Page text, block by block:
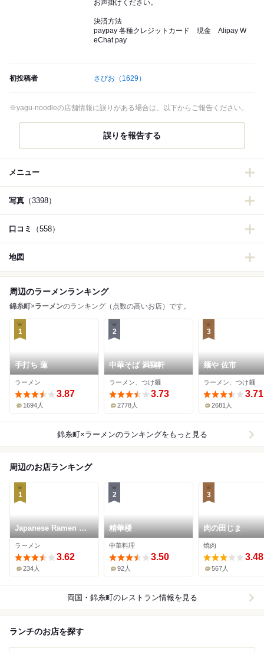
お声掛けください。
決済方法
paypay 各種クレジットカード 現金 Alipay W
eChat pay
初投稿者 さぴお （1629）
※yagu-noodleの店舗情報に誤りがある場合は、以下からご報告ください。
誤りを報告する
メニュー
写真 （3398）
口コミ （558）
地図
周辺のラーメンランキング
錦糸町×ラーメンのランキング（点数の高いお店）です。
1
手打ち 蓮
ラーメン
3.87
1694人
2
中華そば 満鶏軒
ラーメン、つけ麺
3.73
2778人
3
麺や 佐市
ラーメン、つけ麺
3.71
2681人
錦糸町×ラーメンのランキングをもっと見る
周辺のお店ランキング
1
Japanese Ramen マ
ンちゃん
ラーメン
3.62
234人
2
精華楼
中華料理
3.50
92人
3
肉の田じま
焼肉
3.48
567人
両国・錦糸町のレストラン情報を見る
ランチのお店を探す